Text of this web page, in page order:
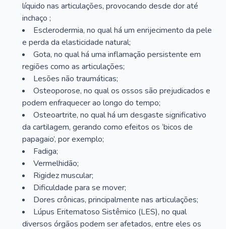
líquido nas articulações, provocando desde dor até
inchaço ;
Esclerodermia, no qual há um enrijecimento da pele
e perda da elasticidade natural;
Gota, no qual há uma inflamação persistente em
regiões como as articulações;
Lesões não traumáticas;
Osteoporose, no qual os ossos são prejudicados e
podem enfraquecer ao longo do tempo;
Osteoartrite, no qual há um desgaste significativo
da cartilagem, gerando como efeitos os ‘bicos de
papagaio’, por exemplo;
Fadiga;
Vermelhidão;
Rigidez muscular;
Dificuldade para se mover;
Dores crônicas, principalmente nas articulações;
Lúpus Eritematoso Sistêmico (LES), no qual
diversos órgãos podem ser afetados, entre eles os